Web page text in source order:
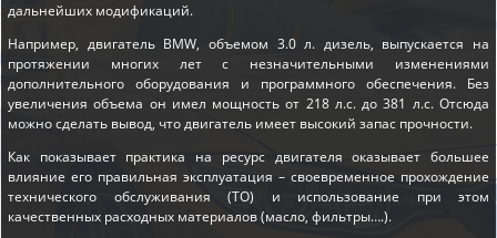
дальнейших модификаций.
Например, двигатель BMW, объемом 3.0 л. дизель, выпускается на
протяжении многих лет с незначительными изменениями
дополнительного оборудования и программного обеспечения. Без
увеличения объема он имел мощность от 218 л.с. до 381 л.с. Отсюда
можно сделать вывод, что двигатель имеет высокий запас прочности.
Как показывает практика на ресурс двигателя оказывает большее
влияние его правильная эксплуатация – своевременное прохождение
технического обслуживания (ТО) и использование при этом
качественных расходных материалов (масло, фильтры….).